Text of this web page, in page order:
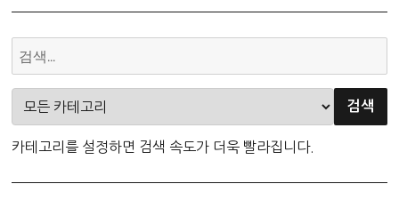
카테고리를 설정하면 검색 속도가 더욱 빨라집니다.